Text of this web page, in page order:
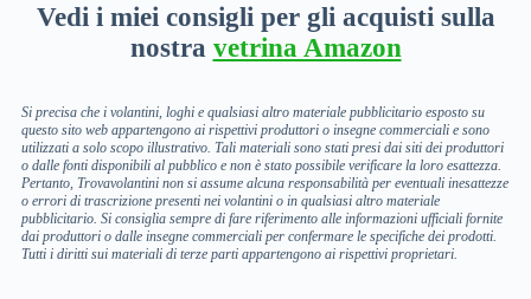
Vedi i miei consigli per gli acquisti sulla
nostra vetrina Amazon
Si precisa che i volantini, loghi e qualsiasi altro materiale pubblicitario esposto su
questo sito web appartengono ai rispettivi produttori o insegne commerciali e sono
utilizzati a solo scopo illustrativo. Tali materiali sono stati presi dai siti dei produttori
o dalle fonti disponibili al pubblico e non è stato possibile verificare la loro esattezza.
Pertanto, Trovavolantini non si assume alcuna responsabilità per eventuali inesattezze
o errori di trascrizione presenti nei volantini o in qualsiasi altro materiale
pubblicitario. Si consiglia sempre di fare riferimento alle informazioni ufficiali fornite
dai produttori o dalle insegne commerciali per confermare le specifiche dei prodotti.
Tutti i diritti sui materiali di terze parti appartengono ai rispettivi proprietari.